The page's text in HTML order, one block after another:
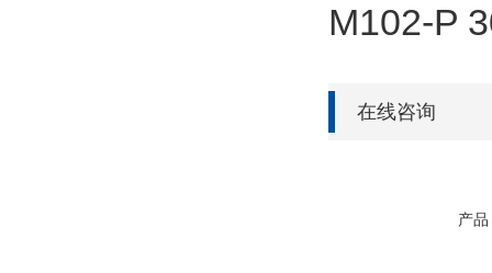
M102-P
在线咨询
产品